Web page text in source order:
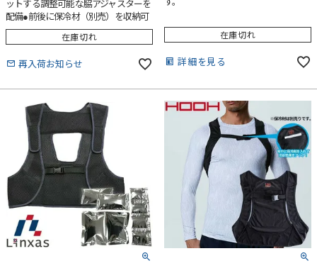
ットする調整可能な脇アジャスターを
配備●前後に保冷材（別売）を収納可
能で通気量を大幅に確保するダブルク
ッション構造●男性ユニセックスの着
在庫切れ
再入荷お知らせ
在庫切れ
詳細を見る